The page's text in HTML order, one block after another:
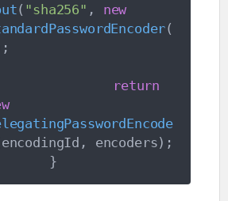
( "sha256" ,
new
(
;
return
encodingId , encoders) ;
}